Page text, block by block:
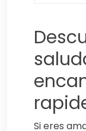
Si eres